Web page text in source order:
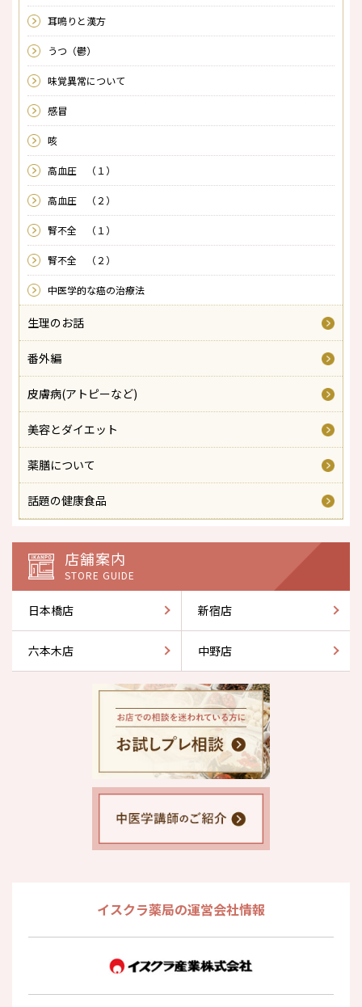
耳鳴りと漢方
うつ（鬱）
味覚異常について
感冒
咳
高血圧 （１）
高血圧 （２）
腎不全 （１）
腎不全 （２）
中医学的な癌の治療法
生理のお話
番外編
皮膚病(アトピーなど)
美容とダイエット
薬膳について
話題の健康食品
店舗案内
STORE GUIDE
日本橋店 新宿店
六本木店 中野店
イスクラ薬局の運営会社情報